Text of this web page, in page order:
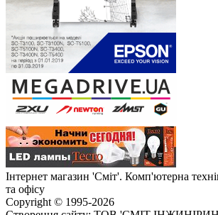
Інтернет магазин 'Сміт'. Комп'ютерна
та офісу
Copyright © 1995-2026